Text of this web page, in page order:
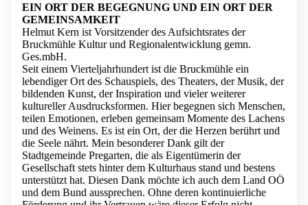
EIN ORT DER BEGEGNUNG UND EIN ORT DER
GEMEINSAMKEIT
Helmut Kern ist Vorsitzender des Aufsichtsrates der
Bruckmühle Kultur und Regionalentwicklung gemn.
Ges.mbH.
Seit einem Vierteljahrhundert ist die Bruckmühle ein
lebendiger Ort des Schauspiels, des Theaters, der Musik, der
bildenden Kunst, der Inspiration und vieler weiterer
kultureller Ausdrucksformen. Hier begegnen sich Menschen,
teilen Emotionen, erleben gemeinsam Momente des Lachens
und des Weinens. Es ist ein Ort, der die Herzen berührt und
die Seele nährt. Mein besonderer Dank gilt der
Stadtgemeinde Pregarten, die als Eigentümerin der
Gesellschaft stets hinter dem Kulturhaus stand und bestens
unterstützt hat. Diesen Dank möchte ich auch dem Land OÖ
und dem Bund aussprechen. Ohne deren kontinuierliche